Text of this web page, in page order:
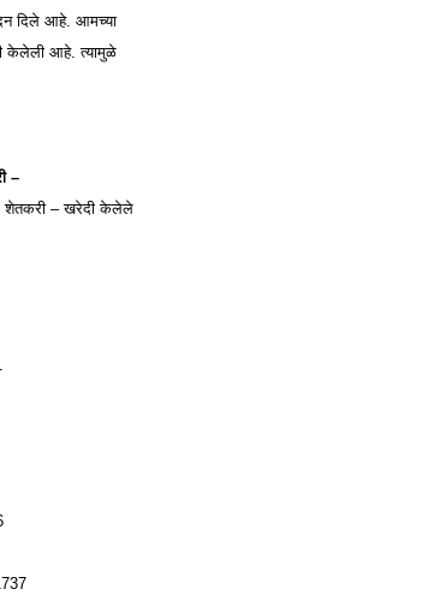
दिले आहे. आमच्या
केलेली आहे. त्यामुळे
–
शेतकरी – खरेदी केलेले